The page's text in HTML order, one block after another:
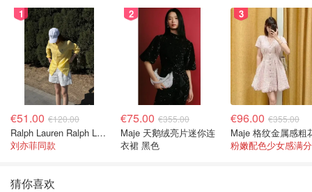
1
€51.00 €120.00
Ralph Lauren Ralph Lauren 男童亚麻衬衫
刘亦菲同款
2
€75.00 €355.00
Maje 天鹅绒亮片迷你连
衣裙 黑色
3
€96.00 €355.00
粉嫩配色少女感满
猜你喜欢